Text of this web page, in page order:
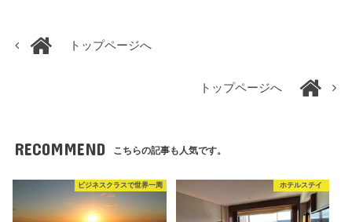
トップページへ
トップページへ
RECOMMEND こちらの記事も人気です。
ビジネスクラスで世界一周 ホテルステイ